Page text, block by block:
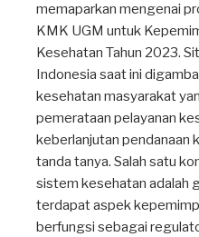
memaparkan mengenai
KMK UGM untuk
Kesehatan Tahun 2023.
Indonesia saat ini
kesehatan masyarakat
pemerataan pelayanan
keberlanjutan pendanaan
tanda tanya. Salah satu
sistem kesehatan adalah
terdapat aspek
berfungsi sebagai